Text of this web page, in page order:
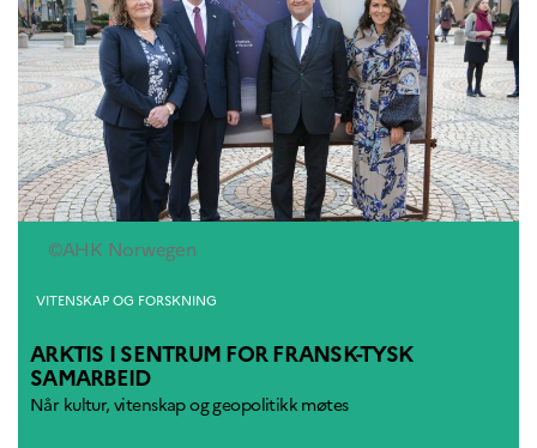
©AHK Norwegen
Kategorier
VITENSKAP OG FORSKNING
ARKTIS I SENTRUM FOR FRANSK-TYSK
SAMARBEID
Når kultur, vitenskap og geopolitikk møtes